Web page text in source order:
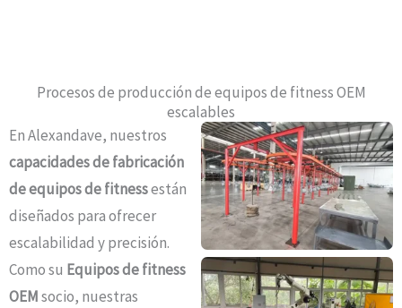
Procesos de producción de equipos de fitness OEM
escalables
En Alexandave, nuestros
capacidades de fabricación
de equipos de fitnessestán
diseñados para ofrecer
escalabilidad y precisión.
Como su Equipos de fitness
OEMsocio, nuestras